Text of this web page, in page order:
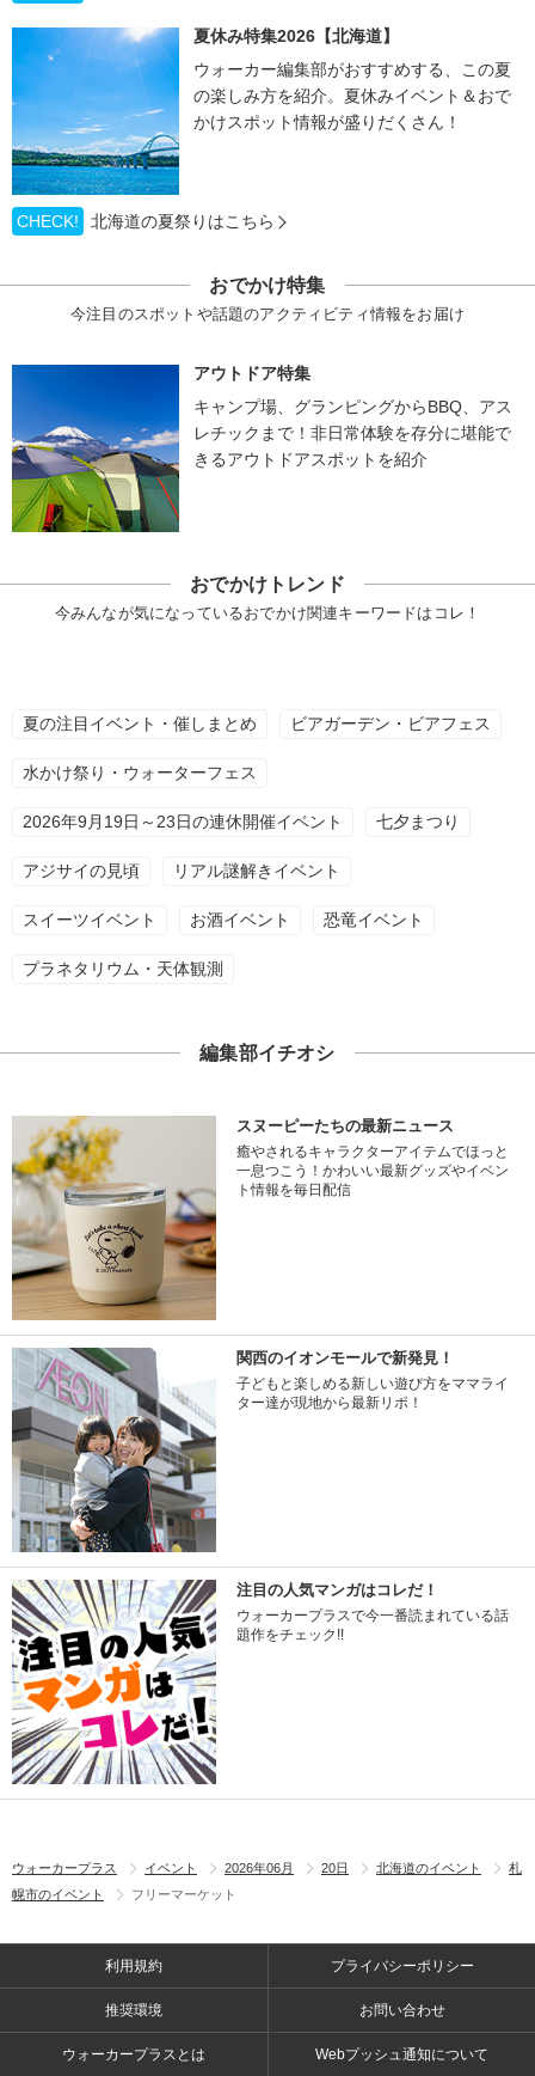
夏休み特集2026【北海道】
ウォーカー編集部がおすすめする、この夏
の楽しみ方を紹介。夏休みイベント＆おで
かけスポット情報が盛りだくさん！
CHECK! 北海道の夏祭りはこちら
おでかけ特集
今注目のスポットや話題のアクティビティ情報をお届け
アウトドア特集
キャンプ場、グランピングからBBQ、アス
レチックまで！非日常体験を存分に堪能で
きるアウトドアスポットを紹介
おでかけトレンド
今みんなが気になっているおでかけ関連キーワードはコレ！
夏の注目イベント・催しまとめ ビアガーデン・ビアフェス
水かけ祭り・ウォーターフェス
2026年9月19日～23日の連休開催イベント 七夕まつり
アジサイの見頃 リアル謎解きイベント
スイーツイベント お酒イベント 恐竜イベント
プラネタリウム・天体観測
編集部イチオシ
スヌーピーたちの最新ニュース
癒やされるキャラクターアイテムでほっと
一息つこう！かわいい最新グッズやイベン
ト情報を毎日配信
関西のイオンモールで新発見！
子どもと楽しめる新しい遊び方をママライ
ター達が現地から最新リポ！
注目の人気マンガはコレだ！
ウォーカープラスで今一番読まれている話
題作をチェック!!
ウォーカープラス イベント 2026年06月 20日 北海道のイベント
札
幌市のイベント
フリーマーケット
利用規約 プライバシーポリシー
推奨環境 お問い合わせ
ウォーカープラスとは Webプッシュ通知について